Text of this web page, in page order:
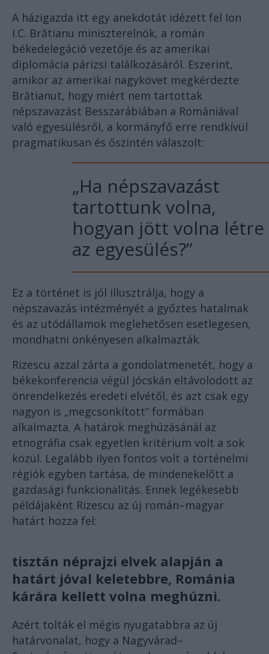
A házigazda itt egy anekdotát idézett fel Ion
I.C. Brătianu miniszterelnök, a román
békedelegáció vezetője és az amerikai
diplomácia párizsi találkozásáról. Eszerint,
amikor az amerikai nagykövet megkérdezte
Brătianut, hogy miért nem tartottak
népszavazást Besszarábiában a Romániával
való egyesülésről, a kormányfő erre rendkívül
pragmatikusan és őszintén válaszolt:
„Ha népszavazást
tartottunk volna,
hogyan jött volna létre
az egyesülés?”
Ez a történet is jól illusztrálja, hogy a
népszavazás intézményét a győztes hatalmak
és az utódállamok meglehetősen esetlegesen,
mondhatni önkényesen alkalmazták.
Rizescu azzal zárta a gondolatmenetét, hogy a
békekonferencia végül jócskán eltávolodott az
önrendelkezés eredeti elvétől, és azt csak egy
nagyon is „megcsonkított” formában
alkalmazta. A határok meghúzásánál az
etnográfia csak egyetlen kritérium volt a sok
közül. Legalább ilyen fontos volt a történelmi
régiók egyben tartása, de mindenekelőtt a
gazdasági funkcionalitás. Ennek legékesebb
példájaként Rizescu az új román–magyar
határt hozza fel:
tisztán néprajzi elvek alapján a
határt jóval keletebbre, Románia
kárára kellett volna meghúzni.
Azért tolták el mégis nyugatabbra az új
határvonalat, hogy a Nagyvárad–